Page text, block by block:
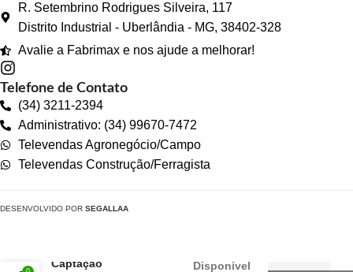
R. Setembrino Rodrigues Silveira, 117
Distrito Industrial - Uberlândia - MG, 38402-328
Avalie a Fabrimax e nos ajude a melhorar!
Telefone de Contato
(34) 3211-2394
Administrativo: (34) 99670-7472
Televendas Agronegócio/Campo
Televendas Construção/Ferragista
DESENVOLVIDO POR SEGALLAA
Captação
Disponível